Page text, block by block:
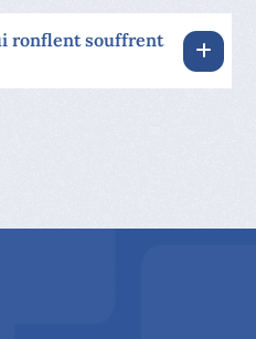
ronflent souffrent